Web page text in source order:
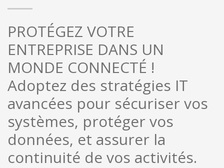
PROTÉGEZ VOTRE
ENTREPRISE DANS UN
MONDE CONNECTÉ !
Adoptez des stratégies IT
avancées pour sécuriser vos
systèmes, protéger vos
données, et assurer la
continuité de vos activités.